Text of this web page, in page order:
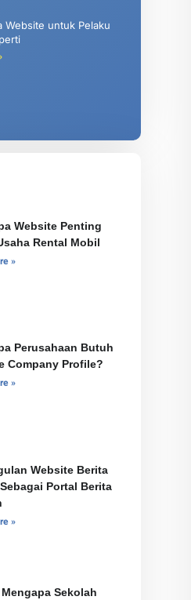
Website untuk Pelaku
Website Penting
Rental Mobil
»
Perusahaan Butuh
Company Profile?
»
Website Berita
Portal Berita
»
Sekolah